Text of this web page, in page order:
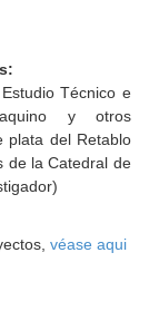
Técnico e
y otros
plata del Retablo
de la Catedral de
véase aqui